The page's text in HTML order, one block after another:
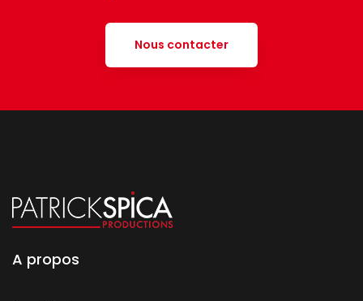
Nous contacter
A propos